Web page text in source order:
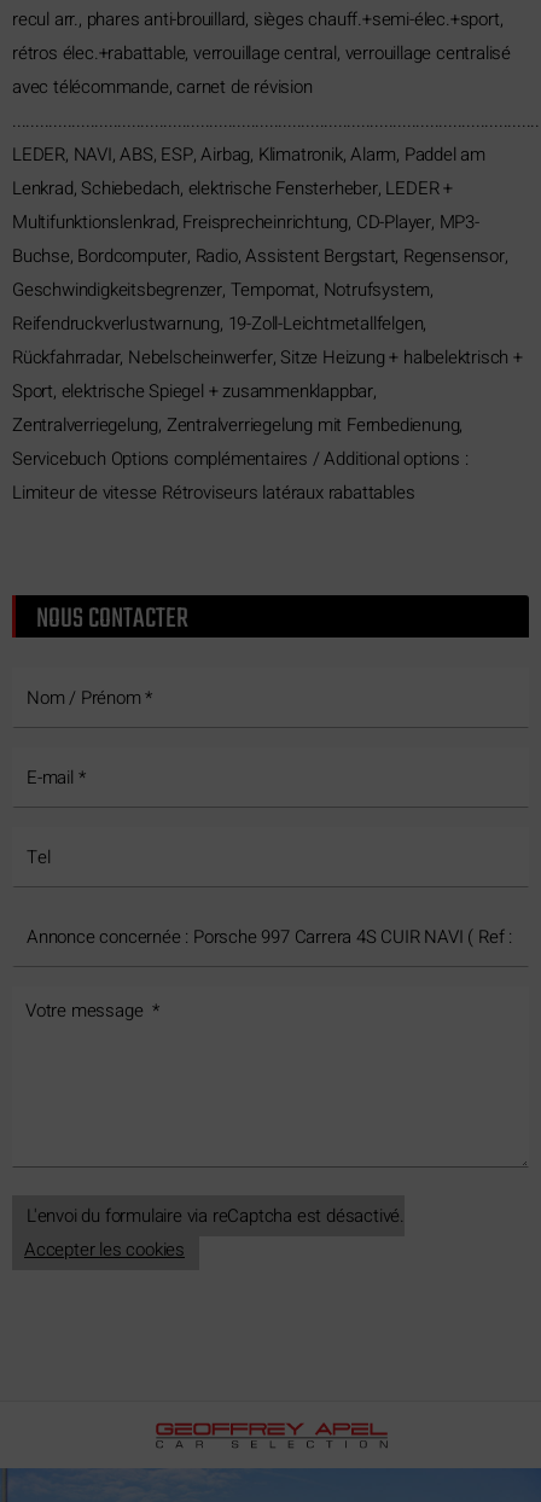
recul arr., phares anti-brouillard, sièges chauff.+semi-élec.+sport,
rétros élec.+rabattable, verrouillage central, verrouillage centralisé
avec télécommande, carnet de révision
LEDER, NAVI, ABS, ESP, Airbag, Klimatronik, Alarm, Paddel am
Lenkrad, Schiebedach, elektrische Fensterheber, LEDER +
Multifunktionslenkrad, Freisprecheinrichtung, CD-Player, MP3-
Buchse, Bordcomputer, Radio, Assistent Bergstart, Regensensor,
Geschwindigkeitsbegrenzer, Tempomat, Notrufsystem,
Reifendruckverlustwarnung, 19-Zoll-Leichtmetallfelgen,
Rückfahrradar, Nebelscheinwerfer, Sitze Heizung + halbelektrisch +
Sport, elektrische Spiegel + zusammenklappbar,
Zentralverriegelung, Zentralverriegelung mit Fernbedienung,
Servicebuch Options complémentaires / Additional options :
Limiteur de vitesse Rétroviseurs latéraux rabattables
NOUS CONTACTER
L'envoi du formulaire via reCaptcha est désactivé.
Accepter les cookies